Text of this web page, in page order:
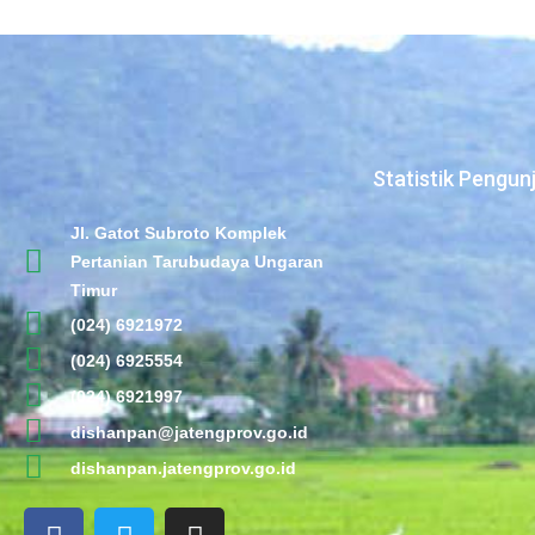
Jl. Gatot Subroto Komplek
Pertanian Tarubudaya Ungaran
Timur
(024) 6921972
(024) 6925554
(024) 6921997
dishanpan@jatengprov.go.id
dishanpan.jatengprov.go.id
F
T
I
Statistik